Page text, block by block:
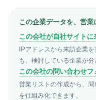
この企業データを、営
この会社が自社サイト
IPアドレスから来訪企業
も、検討している企業が分
この会社の問い合わせ
営業リストの作成から、
を仕組み化できます。